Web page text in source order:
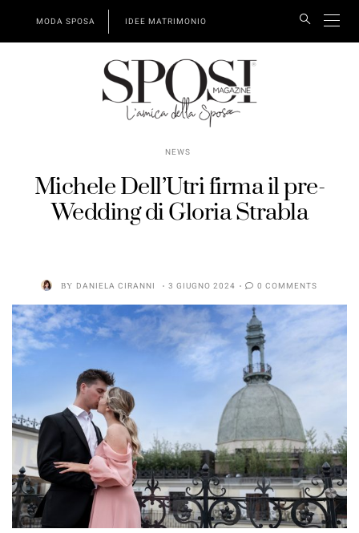
MODA SPOSA IDEE MATRIMONIO
NEWS
Michele Dell’Utri firma il pre-
Wedding di Gloria Strabla
BY DANIELA CIRANNI 3 GIUGNO 2024 0 COMMENTS